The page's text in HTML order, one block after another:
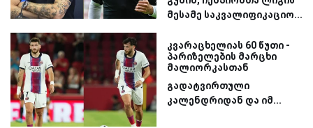
მესამე საკვალიფიკაციო...
კვარაცხელიას 60 წუთი -
პარიზელების მარცხი
მალიორკასთან
გადატვირთული
კალენდრიდან და იმ...